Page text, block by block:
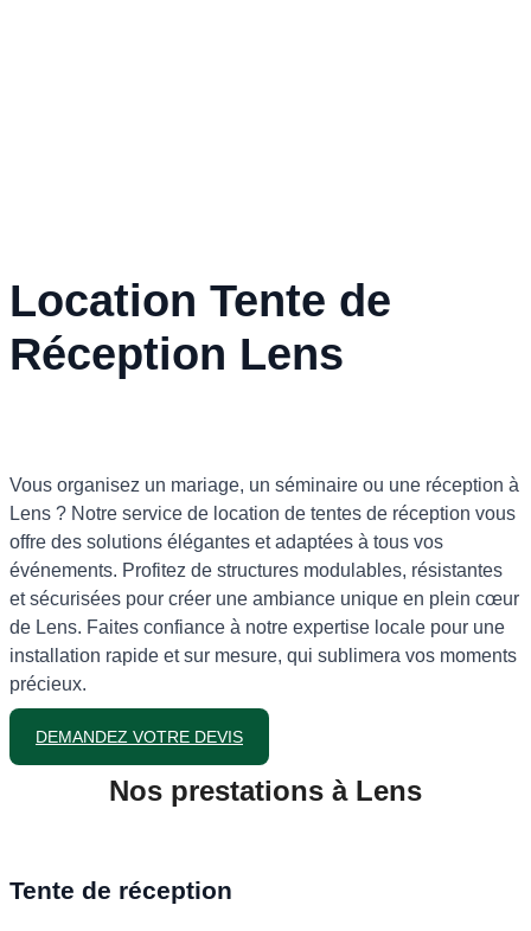
Location Tente de
Réception Lens
Vous organisez un mariage, un séminaire ou une réception à
Lens ? Notre service de location de tentes de réception vous
offre des solutions élégantes et adaptées à tous vos
événements. Profitez de structures modulables, résistantes
et sécurisées pour créer une ambiance unique en plein cœur
de Lens. Faites confiance à notre expertise locale pour une
installation rapide et sur mesure, qui sublimera vos moments
précieux.
DEMANDEZ VOTRE DEVIS
Nos prestations à Lens
Tente de réception